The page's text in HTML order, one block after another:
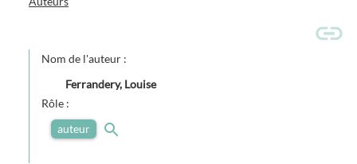
Nom de l'auteur :
Ferrandery, Louise
Rôle :
auteur